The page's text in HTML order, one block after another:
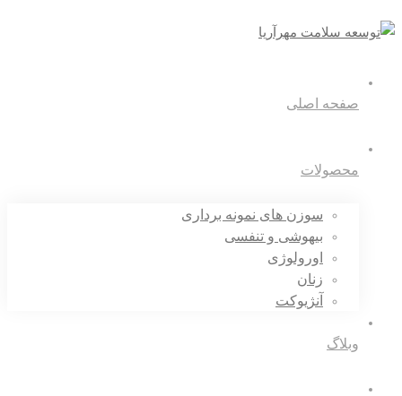
صفحه اصلی
محصولات
سوزن های نمونه برداری
بیهوشی و تنفسی
اورولوژی
زنان
آنژیوکت
وبلاگ